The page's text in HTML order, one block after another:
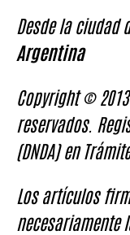
Desde la ciudad
Argentina
Copyright ©
reservados.
(DNDA) en
Los artículos
necesariamente